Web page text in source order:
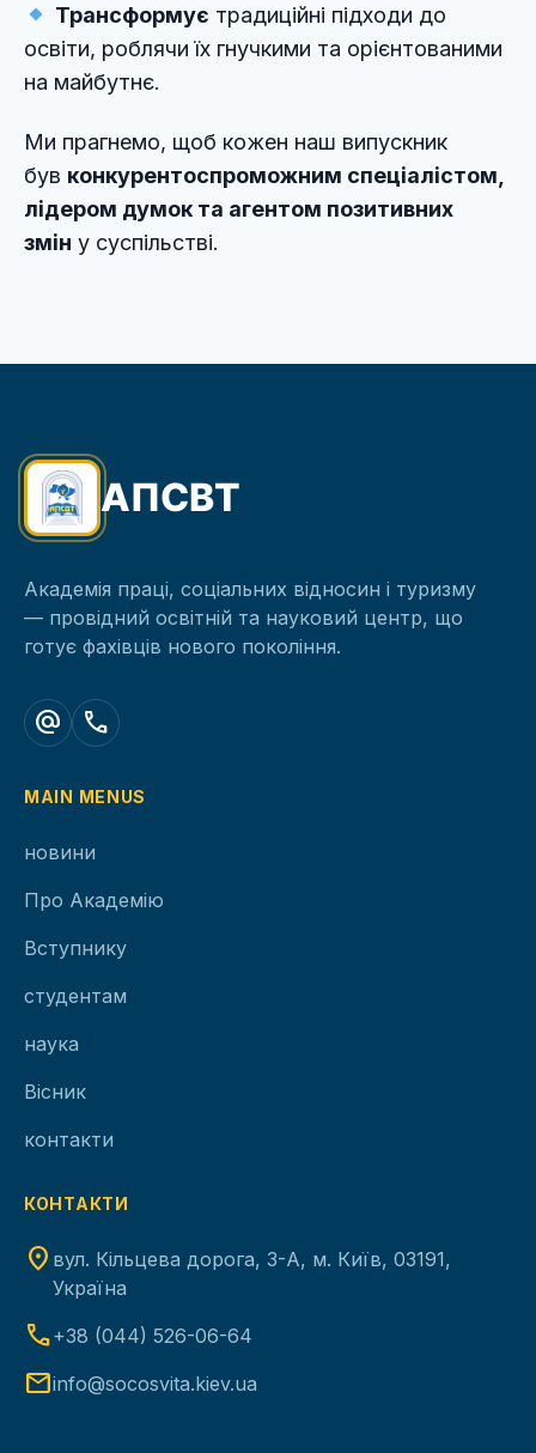
Трансформує традиційні підходи до
освіти, роблячи їх гнучкими та орієнтованими
на майбутнє.
Ми прагнемо, щоб кожен наш випускник
був конкурентоспроможним спеціалістом,
лідером думок та агентом позитивних
змін у суспільстві.
АПСВТ
Академія праці, соціальних відносин і туризму
— провідний освітній та науковий центр, що
готує фахівців нового покоління.
alternate_email call
MAIN MENUS
новини
Про Академію
Вступнику
студентам
наука
Вісник
контакти
КОНТАКТИ
location_on вул. Кільцева дорога, 3-А, м. Київ, 03191,
Україна
phone+38 (044) 526-06-64
mailinfo@socosvita.kiev.ua